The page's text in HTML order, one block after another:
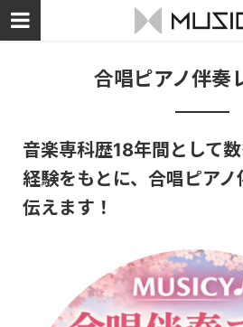
合唱ピアノ伴奏
音楽専科歴18年間として
経験をもとに、合唱ピア
伝えます！